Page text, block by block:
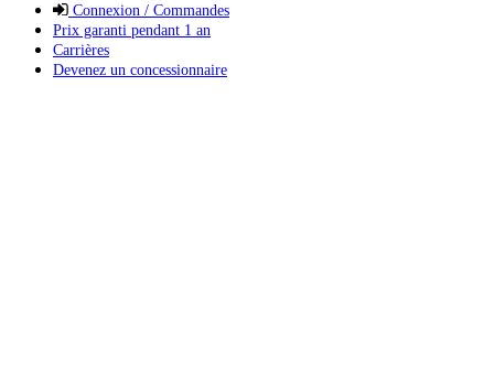
Connexion / Commandes
Prix garanti pendant 1 an
Carrières
Devenez un concessionnaire